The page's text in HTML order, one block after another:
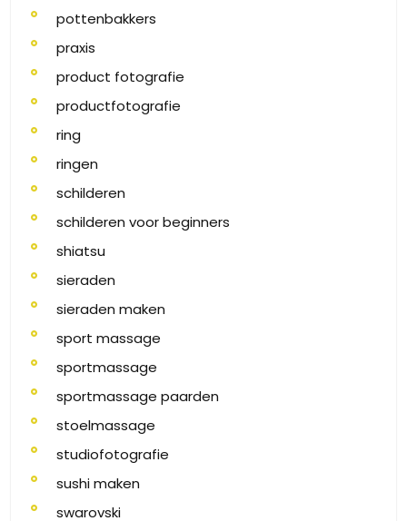
pottenbakkers
praxis
product fotografie
productfotografie
ring
ringen
schilderen
schilderen voor beginners
shiatsu
sieraden
sieraden maken
sport massage
sportmassage
sportmassage paarden
stoelmassage
studiofotografie
sushi maken
swarovski